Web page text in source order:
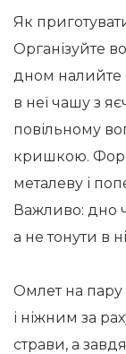
Як
Організуйте
дном налийте
в неї чашу з
повільному
кришкою.
металеву і
Важливо: дно
а не тонути в
Омлет на
і ніжним за
страви, а